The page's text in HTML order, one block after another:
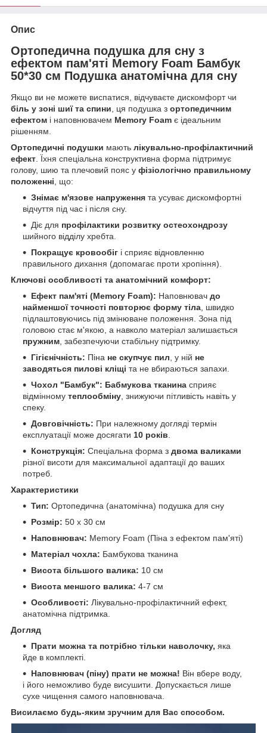
Опис
Ортопедична подушка для сну з
ефектом пам'яті Memory Foam Бамбук
50*30 см Подушка анатомічна для сну
Якщо ви не можете виспатися, відчуваєте дискомфорт чи
біль у зоні шиї та спини , ця подушка з ортопедичним
ефектом і наповнювачем Memory Foam є ідеальним
рішенням.
Ортопедичні подушки мають лікувально-профілактичний
ефект . Їхня спеціальна конструктивна форма підтримує
голову, шию та плечовий пояс у фізіологічно правильному
положенні , що:
Знімає м'язове напруження та усуває дискомфортні
відчуття під час і після сну.
Діє для профілактики розвитку остеохондрозу
шийного відділу хребта.
Покращує кровообіг і сприяє відновленню
правильного дихання (допомагає проти хропіння).
Ключові особливості та анатомічний комфорт:
Ефект пам'яті (Memory Foam): Наповнювач до
найменшої точності повторює форму тіла , швидко
підлаштовуючись під змінюване положення. Зона під
головою стає м'якою, а навколо матеріал залишається
пружним , забезпечуючи стабільну підтримку.
Гігієнічність: Піна не скупчує пил , у ній не
заводяться пилові кліщі та не вбираються запахи.
Чохол "Бамбук": Бабмукова тканина сприяє
відмінному теплообміну , знижуючи пітливість навіть у
спеку.
Довговічність: При належному догляді термін
експлуатації може досягати 10 років
Конструкція: Спеціальна форма з двома валиками
різної висоти для максимальної адаптації до ваших
потреб.
Характеристики
Тип: Ортопедична (анатомічна) подушка для сну
Розмір: 50 х 30 см
Наповнювач: Memory Foam (Піна з ефектом пам'яті)
Матеріал чохла: Бамбукова тканина
Висота більшого валика: 10 см
Висота меншого валика: 4-7 см
Особливості: Лікувально-профілактичний ефект,
анатомічна підтримка.
Догляд
Прати можна та потрібно тільки наволочку, яка
йде в комплекті.
Наповнювач (піну) прати не можна! Він вбере воду,
і його неможливо буде висушити. Допускається лише
сухе чищення самого наповнювача.
Висилаємо будь-яким зручним для Вас способом.